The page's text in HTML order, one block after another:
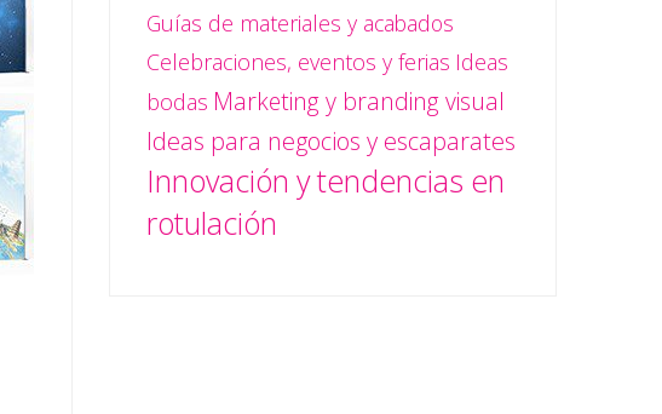
Guías de materiales y acabados
Celebraciones, eventos y ferias Ideas
bodas Marketing y branding visual
Ideas para negocios y escaparates
Innovación y tendencias en
rotulación